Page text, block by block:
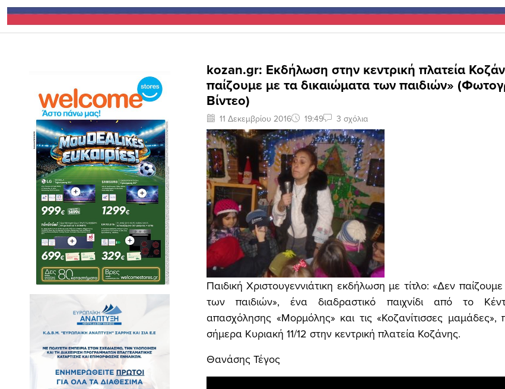
kozan.gr: Εκδήλωση στην κεντρική πλατεία
παίζουμε με τα δικαιώματα των παιδιών»
Βίντεο)
11 Δεκεμβρίου 2016 19:49 3 σχόλια
Παιδική Χριστουγεννιάτικη εκδήλωση με τίτλο: «Δεν
των παιδιών», ένα διαδραστικό παιχνίδι από το
απασχόλησης «Μορμόλης» και τις «Κοζανίτισσες μαμάδες»,
σήμερα Κυριακή 11/12 στην κεντρική πλατεία Κοζάνης.
Θανάσης Τέγος